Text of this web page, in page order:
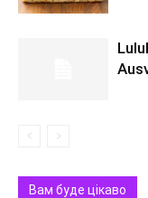
Вам буде цікаво